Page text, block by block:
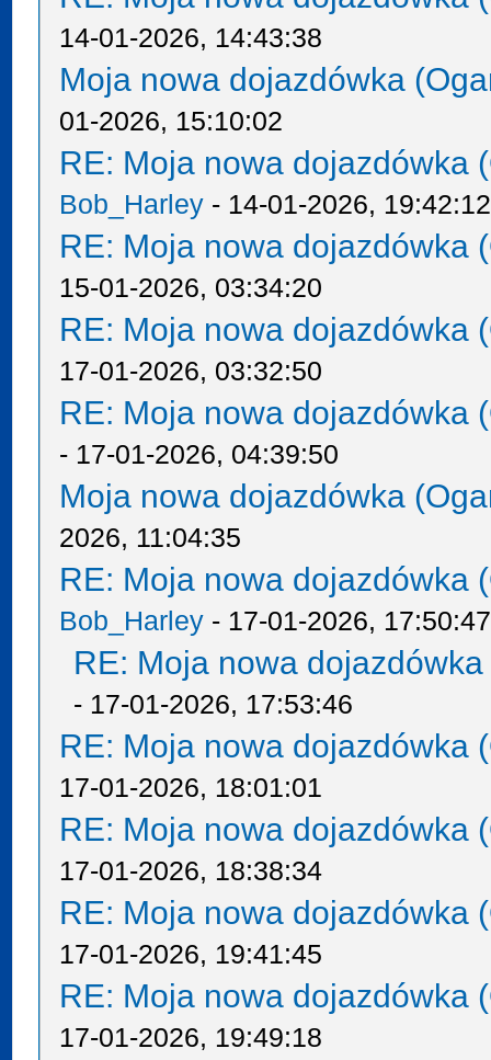
14-01-2026, 14:43:38
Moja nowa dojazdówka
01-2026, 15:10:02
RE: Moja nowa dojazdówka
Bob_Harley - 14-01-2026, 19:42:12
RE: Moja nowa dojazdówka
15-01-2026, 03:34:20
RE: Moja nowa dojazdówka
17-01-2026, 03:32:50
RE: Moja nowa dojazdówka
- 17-01-2026, 04:39:50
Moja nowa dojazdówka
2026, 11:04:35
RE: Moja nowa dojazdówka
Bob_Harley - 17-01-2026, 17:50:47
RE: Moja nowa
- 17-01-2026, 17:53:46
RE: Moja nowa dojazdówka
17-01-2026, 18:01:01
RE: Moja nowa dojazdówka
17-01-2026, 18:38:34
RE: Moja nowa dojazdówka
17-01-2026, 19:41:45
RE: Moja nowa dojazdówka
17-01-2026, 19:49:18